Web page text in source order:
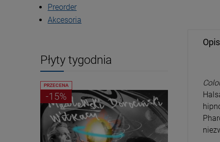
Preorder
Akcesoria
Płyty tygodnia
-15%
PRZECENA
Opis